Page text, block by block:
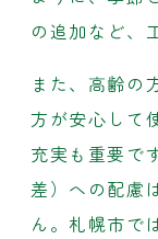
の追加など、
また、高齢の
方が安心して
充実も重要で
差）への配慮
ん。札幌市で